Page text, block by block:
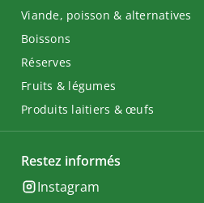
Viande, poisson & alternatives
Boissons
Réserves
Fruits & légumes
Produits laitiers & œufs
Restez informés
Instagram